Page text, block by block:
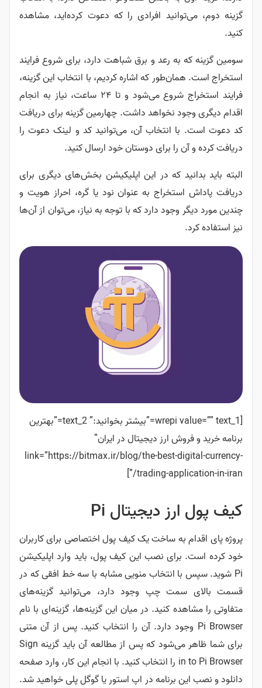
گزینه دوم، می‌توانید افرادی را که دعوت کرده‌اید، مشاهده
کنید.
سومین گزینه که به رعد و برق شباهت دارد، برای شروع فرایند
استخراج است. همان‌طور که اشاره کردیم، با انتخاب این گزینه،
فرایند استخراج شروع می‌شود و تا ۲۴ ساعت، نیاز به انجام
اقدام دیگری وجود نخواهد داشت. چهارمین گزینه برای دریافت
کد دعوت است. با انتخاب آن، می‌توانید کد و لینک دعوت را
دریافت کرده و آن را برای دوستان خود ارسال کنید.
البته باید بدانید که در این اپلیکیشن بخش‌های دیگری برای
دریافت پاداش استخراج به عنوان نود یا گره، احراز هویت و
چندین مورد دیگر وجود دارد که با توجه به نیاز، می‌توان از آن‌ها
نیز استفاده کرد.
[wrepi value=”” text_1=”بیشتر بخوانید:” text_2=”بهترین
برنامه خرید و فروش ارز دیجیتال در ایران”
link=”https://bitmax.ir/blog/the-best-digital-currency-
trading-application-in-iran/”]
کیف پول ارز دیجیتال Pi
پروژه پای اقدام به ساخت یک کیف پول اختصاصی برای کاربران
خود کرده است. برای نصب این کیف پول، باید وارد اپلیکیشن
Pi شوید. سپس با انتخاب منویی مشابه با سه خط افقی که در
قسمت بالای سمت چپ وجود دارد، می‌توانید گزینه‌های
متفاوتی را مشاهده کنید. در میان این گزینه‌ها، گزینه‌ای با نام
Pi Browser وجود دارد. آن را انتخاب کنید. پس از آن متنی
برای شما ظاهر می‌شود که پس از مطالعه آن باید گزینه Sign
in to Pi Browser را انتخاب کنید. با انجام این کار، وارد صفحه
دانلود و نصب این برنامه در اپ استور یا گوگل پلی خواهید شد.